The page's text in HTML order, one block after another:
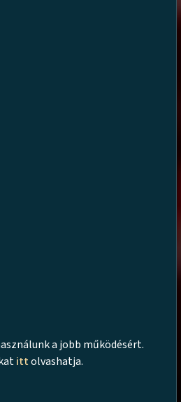
a jobb működésért.
ittolvashatja.